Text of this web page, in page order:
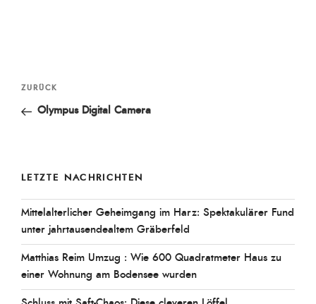
Beitragsnavigation
Vorheriger
Beitrag
ZURÜCK
Olympus Digital Camera
LETZTE NACHRICHTEN
Mittelalterlicher Geheimgang im Harz: Spektakulärer Fund
unter jahrtausendealtem Gräberfeld
Matthias Reim Umzug : Wie 600 Quadratmeter Haus zu
einer Wohnung am Bodensee wurden